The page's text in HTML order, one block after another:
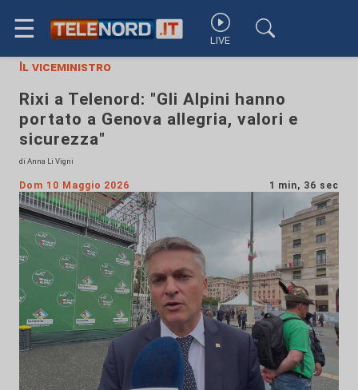
☰ LIVE
Il viceministro
Rixi a Telenord: "Gli Alpini hanno
portato a Genova allegria, valori e
sicurezza"
di Anna Li Vigni
Dom 10 Maggio 2026 1 min, 36 sec